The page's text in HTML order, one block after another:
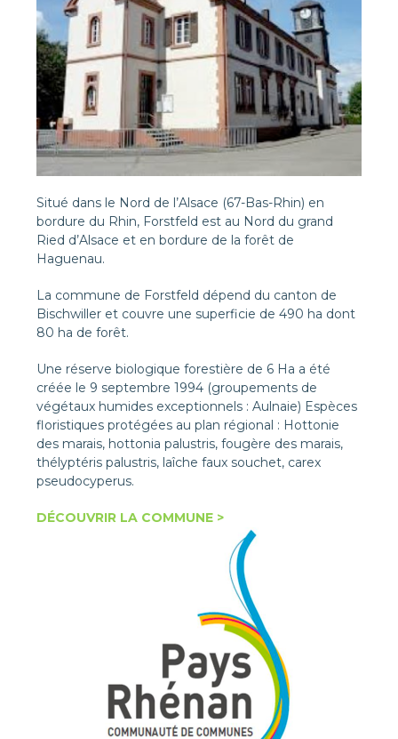
Situé dans le Nord de l’Alsace (67-Bas-Rhin) en
bordure du Rhin, Forstfeld est au Nord du grand
Ried d’Alsace et en bordure de la forêt de
Haguenau.
La commune de Forstfeld dépend du canton de
Bischwiller et couvre une superficie de 490 ha dont
80 ha de forêt.
Une réserve biologique forestière de 6 Ha a été
créée le 9 septembre 1994 (groupements de
végétaux humides exceptionnels : Aulnaie) Espèces
floristiques protégées au plan régional : Hottonie
des marais, hottonia palustris, fougère des marais,
thélyptéris palustris, laîche faux souchet, carex
pseudocyperus.
DÉCOUVRIR LA COMMUNE >